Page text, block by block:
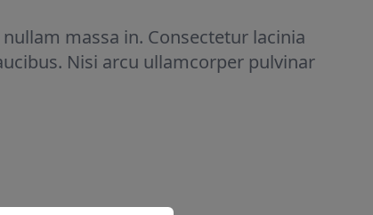
massa in. Consectetur lacinia
Nisi arcu ullamcorper pulvinar